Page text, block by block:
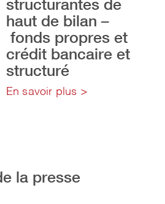
structurantes de
haut de bilan –
fonds propres et
crédit bancaire et
structuré
En savoir plus >
la presse